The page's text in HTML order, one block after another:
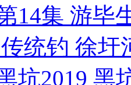
14集 游毕
统钓 徐圩
坑2019 黑